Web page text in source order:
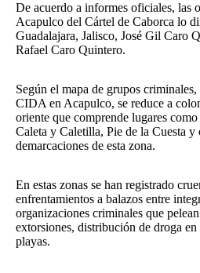
De acuerdo a informes oficiales, las
Acapulco del Cártel de Caborca lo
Guadalajara, Jalisco, José Gil Caro
Rafael Caro Quintero.
Según el mapa de grupos
CIDA en Acapulco, se reduce a
oriente que comprende lugares
Caleta y Caletilla, Pie de la Cuesta y
demarcaciones de esta zona.
En estas zonas se han registrado
enfrentamientos a balazos entre
organizaciones criminales que
extorsiones, distribución de droga en
playas.